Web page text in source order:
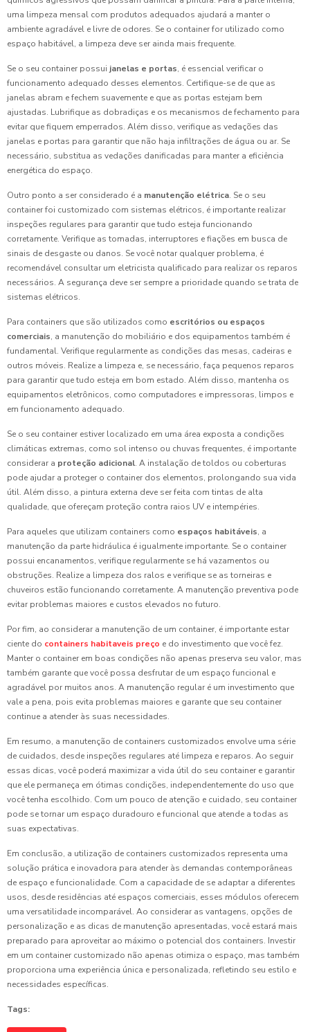
uma limpeza mensal com produtos adequados ajudará a manter o
ambiente agradável e livre de odores. Se o container for utilizado como
espaço habitável, a limpeza deve ser ainda mais frequente.
Se o seu container possui janelas e portas, é essencial verificar o
funcionamento adequado desses elementos. Certifique-se de que as
janelas abram e fechem suavemente e que as portas estejam bem
ajustadas. Lubrifique as dobradiças e os mecanismos de fechamento para
evitar que fiquem emperrados. Além disso, verifique as vedações das
janelas e portas para garantir que não haja infiltrações de água ou ar. Se
necessário, substitua as vedações danificadas para manter a eficiência
energética do espaço.
Outro ponto a ser considerado é a manutenção elétrica. Se o seu
container foi customizado com sistemas elétricos, é importante realizar
inspeções regulares para garantir que tudo esteja funcionando
corretamente. Verifique as tomadas, interruptores e fiações em busca de
sinais de desgaste ou danos. Se você notar qualquer problema, é
recomendável consultar um eletricista qualificado para realizar os reparos
necessários. A segurança deve ser sempre a prioridade quando se trata de
sistemas elétricos.
Para containers que são utilizados como escritórios ou espaços
comerciais, a manutenção do mobiliário e dos equipamentos também é
fundamental. Verifique regularmente as condições das mesas, cadeiras e
outros móveis. Realize a limpeza e, se necessário, faça pequenos reparos
para garantir que tudo esteja em bom estado. Além disso, mantenha os
equipamentos eletrônicos, como computadores e impressoras, limpos e
em funcionamento adequado.
Se o seu container estiver localizado em uma área exposta a condições
climáticas extremas, como sol intenso ou chuvas frequentes, é importante
considerar a proteção adicional. A instalação de toldos ou coberturas
pode ajudar a proteger o container dos elementos, prolongando sua vida
útil. Além disso, a pintura externa deve ser feita com tintas de alta
qualidade, que ofereçam proteção contra raios UV e intempéries.
Para aqueles que utilizam containers como espaços habitáveis, a
manutenção da parte hidráulica é igualmente importante. Se o container
possui encanamentos, verifique regularmente se há vazamentos ou
obstruções. Realize a limpeza dos ralos e verifique se as torneiras e
chuveiros estão funcionando corretamente. A manutenção preventiva pode
evitar problemas maiores e custos elevados no futuro.
Por fim, ao considerar a manutenção de um container, é importante estar
ciente do containers habitaveis preço e do investimento que você fez.
Manter o container em boas condições não apenas preserva seu valor, mas
também garante que você possa desfrutar de um espaço funcional e
agradável por muitos anos. A manutenção regular é um investimento que
vale a pena, pois evita problemas maiores e garante que seu container
continue a atender às suas necessidades.
Em resumo, a manutenção de containers customizados envolve uma série
de cuidados, desde inspeções regulares até limpeza e reparos. Ao seguir
essas dicas, você poderá maximizar a vida útil do seu container e garantir
que ele permaneça em ótimas condições, independentemente do uso que
você tenha escolhido. Com um pouco de atenção e cuidado, seu container
pode se tornar um espaço duradouro e funcional que atende a todas as
suas expectativas.
Em conclusão, a utilização de containers customizados representa uma
solução prática e inovadora para atender às demandas contemporâneas
de espaço e funcionalidade. Com a capacidade de se adaptar a diferentes
usos, desde residências até espaços comerciais, esses módulos oferecem
uma versatilidade incomparável. Ao considerar as vantagens, opções de
personalização e as dicas de manutenção apresentadas, você estará mais
preparado para aproveitar ao máximo o potencial dos containers. Investir
em um container customizado não apenas otimiza o espaço, mas também
proporciona uma experiência única e personalizada, refletindo seu estilo e
necessidades específicas.
Tags: